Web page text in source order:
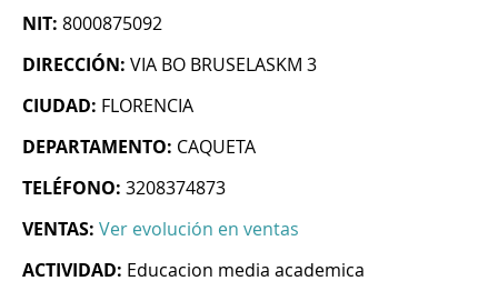
NIT: 8000875092
DIRECCIÓN: VIA BO BRUSELASKM 3
CIUDAD: FLORENCIA
DEPARTAMENTO: CAQUETA
TELÉFONO: 3208374873
VENTAS: Ver evolución en ventas
ACTIVIDAD: Educacion media academica